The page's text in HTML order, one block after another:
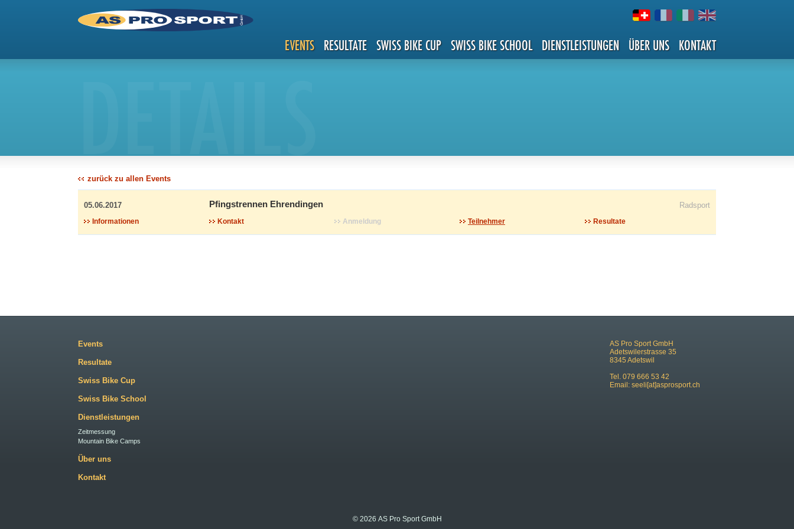
EVENTS RESULTATE SWISS BIKE CUP SWISS BIKE SCHOOL DIENSTLEISTUNGEN ÜBER UNS KONTAKT
zurück zu allen Events
05.06.2017 Radsport
Pfingstrennen Ehrendingen
Informationen Kontakt Anmeldung Teilnehmer Resultate
AS Pro Sport GmbH
Adetswilerstrasse 35
8345 Adetswil
Tel. 079 666 53 42
Email: seeli[at]asprosport.ch
Events
Resultate
Swiss Bike Cup
Swiss Bike School
Dienstleistungen
Zeitmessung
Mountain Bike Camps
Über uns
Kontakt
© 2026 AS Pro Sport GmbH